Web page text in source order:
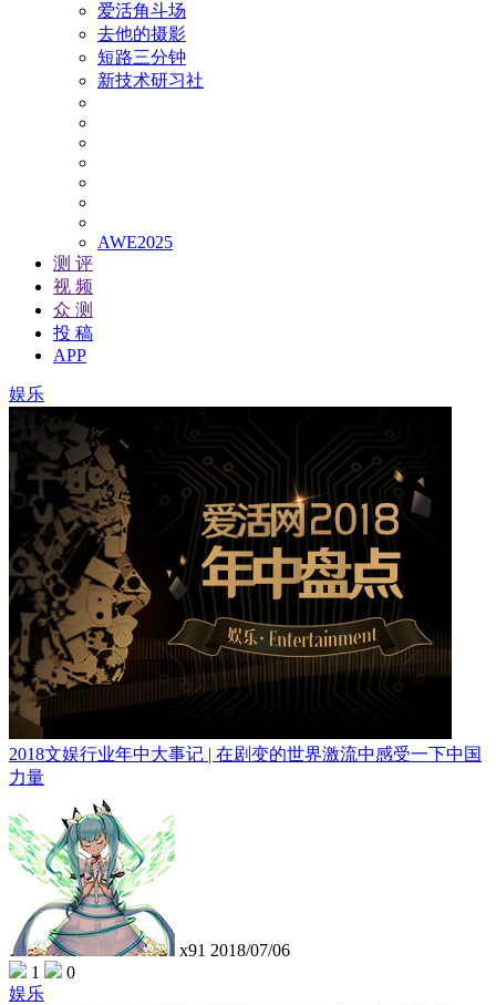
爱活角斗场
去他的摄影
短路三分钟
新技术研习社
AWE2025
测 评
视 频
众 测
投 稿
APP
娱乐
2018文娱行业年中大事记 | 在剧变的世界激流中感受一下中国
力量
x91 2018/07/06
1
0
娱乐